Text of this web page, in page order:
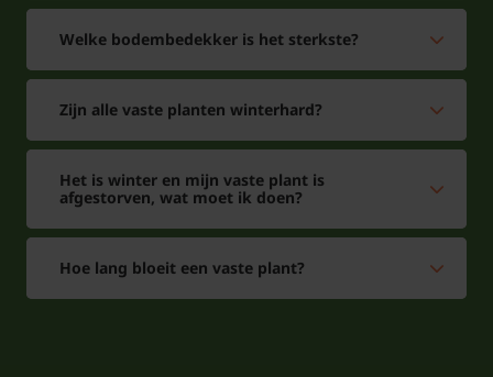
Welke bodembedekker is het sterkste?
Zijn alle vaste planten winterhard?
Het is winter en mijn vaste plant is
afgestorven, wat moet ik doen?
Hoe lang bloeit een vaste plant?